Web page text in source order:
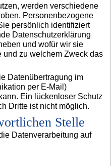
werden verschiedene
Personenbezogene
persönlich identifiziert
Datenschutzerklärung
und wofür wir sie
und zu welchem Zweck das
Datenübertragung im
per E-Mail)
Ein lückenloser Schutz
Dritte ist nicht möglich.
Stelle
Datenverarbeitung auf